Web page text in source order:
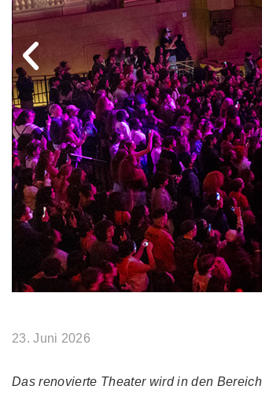
23. Juni 2026
Das renovierte Theater wird in den